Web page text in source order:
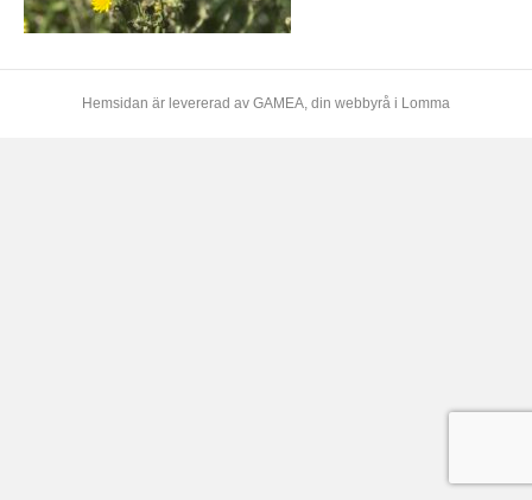
Hemsidan är levererad av GAMEA, din webbyrå i Lomma